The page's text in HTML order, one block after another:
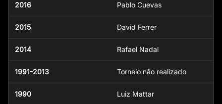
2016 Pablo Cuevas
2015 David Ferrer
2014 Rafael Nadal
1991-2013 Torneio não realizado
1990 Luiz Mattar